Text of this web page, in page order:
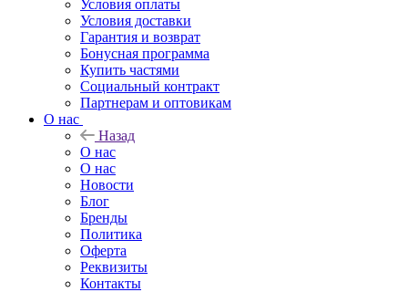
Условия оплаты
Условия доставки
Гарантия и возврат
Бонусная программа
Купить частями
Социальный контракт
Партнерам и оптовикам
О нас
Назад
О нас
О нас
Новости
Блог
Бренды
Политика
Оферта
Реквизиты
Контакты